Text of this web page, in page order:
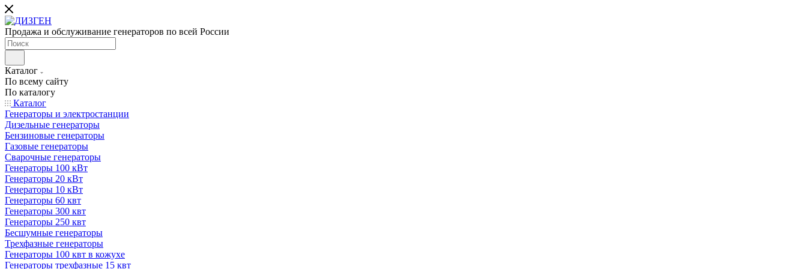
Продажа и обслуживание генераторов по всей России
Каталог
По всему сайту
По каталогу
Каталог
Генераторы и электростанции
Дизельные генераторы
Бензиновые генераторы
Газовые генераторы
Сварочные генераторы
Генераторы 100 кВт
Генераторы 20 кВт
Генераторы 10 кВт
Генераторы 60 квт
Генераторы 300 квт
Генераторы 250 квт
Бесшумные генераторы
Трехфазные генераторы
Генераторы 100 квт в кожухе
Генераторы трехфазные 15 квт